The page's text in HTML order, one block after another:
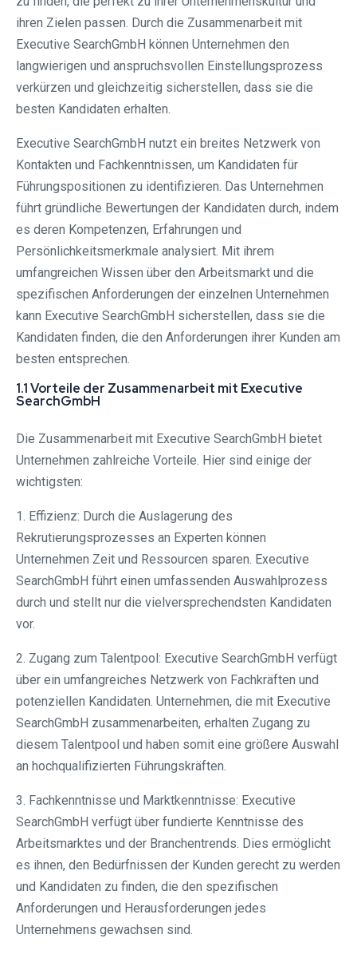
ihren Zielen passen. Durch die Zusammenarbeit mit
Executive SearchGmbH können Unternehmen den
langwierigen und anspruchsvollen Einstellungsprozess
verkürzen und gleichzeitig sicherstellen, dass sie die
besten Kandidaten erhalten.
Executive SearchGmbH nutzt ein breites Netzwerk von
Kontakten und Fachkenntnissen, um Kandidaten für
Führungspositionen zu identifizieren. Das Unternehmen
führt gründliche Bewertungen der Kandidaten durch, indem
es deren Kompetenzen, Erfahrungen und
Persönlichkeitsmerkmale analysiert. Mit ihrem
umfangreichen Wissen über den Arbeitsmarkt und die
spezifischen Anforderungen der einzelnen Unternehmen
kann Executive SearchGmbH sicherstellen, dass sie die
Kandidaten finden, die den Anforderungen ihrer Kunden am
besten entsprechen.
1.1 Vorteile der Zusammenarbeit mit Executive
SearchGmbH
Die Zusammenarbeit mit Executive SearchGmbH bietet
Unternehmen zahlreiche Vorteile. Hier sind einige der
wichtigsten:
1. Effizienz: Durch die Auslagerung des
Rekrutierungsprozesses an Experten können
Unternehmen Zeit und Ressourcen sparen. Executive
SearchGmbH führt einen umfassenden Auswahlprozess
durch und stellt nur die vielversprechendsten Kandidaten
vor.
2. Zugang zum Talentpool: Executive SearchGmbH verfügt
über ein umfangreiches Netzwerk von Fachkräften und
potenziellen Kandidaten. Unternehmen, die mit Executive
SearchGmbH zusammenarbeiten, erhalten Zugang zu
diesem Talentpool und haben somit eine größere Auswahl
an hochqualifizierten Führungskräften.
3. Fachkenntnisse und Marktkenntnisse: Executive
SearchGmbH verfügt über fundierte Kenntnisse des
Arbeitsmarktes und der Branchentrends. Dies ermöglicht
es ihnen, den Bedürfnissen der Kunden gerecht zu werden
und Kandidaten zu finden, die den spezifischen
Anforderungen und Herausforderungen jedes
Unternehmens gewachsen sind.